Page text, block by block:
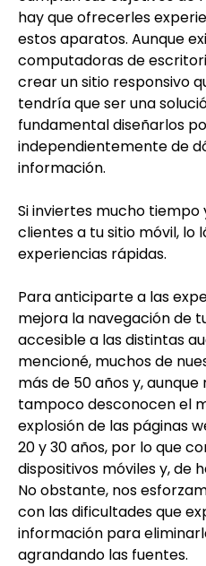
hay que ofrecerles
estos aparatos. Aunque
computadoras de
crear un sitio responsivo
tendría que ser una
fundamental diseñarlos
independientemente de
información.
Si inviertes mucho
clientes a tu sitio móvil, lo
experiencias rápidas.
Para anticiparte a las
mejora la navegación de
accesible a las distintas
mencioné, muchos de
más de 50 años y, aunque
tampoco desconocen el
explosión de las páginas
20 y 30 años, por lo que
dispositivos móviles y, de
No obstante, nos
con las dificultades que
información para
agrandando las fuentes.